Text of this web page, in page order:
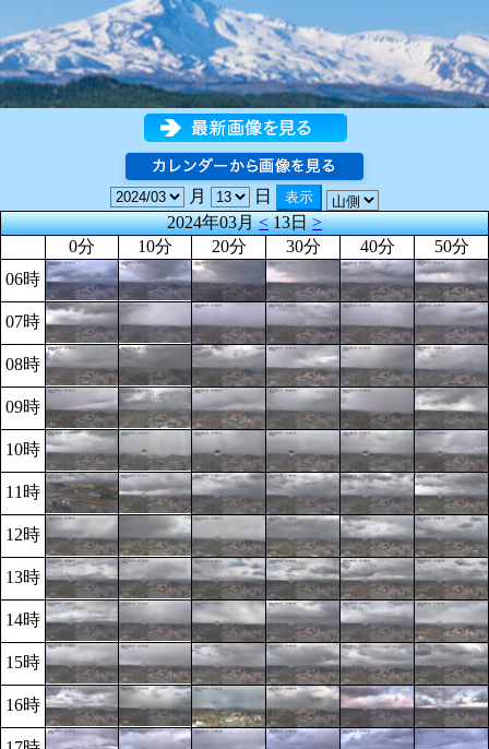
月
日
2024年03月<13日>
0分
10分 20分 30分 40分
50分
06時
07時
08時
09時
10時
11時
12時
13時
14時
15時
16時